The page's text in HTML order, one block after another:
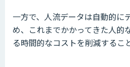
一方で、人流データは自動的に
め、これまでかかってきた人的
る時間的なコストを削減するこ